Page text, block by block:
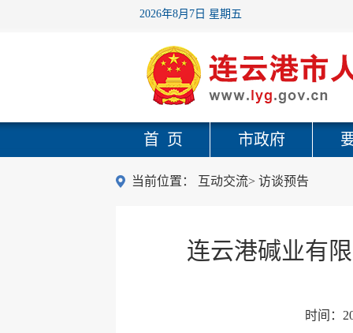
2026年8月7日 星期五
首 页 市政府
当前位置： 互动交流> 访谈预告
连云港碱业有
时间：